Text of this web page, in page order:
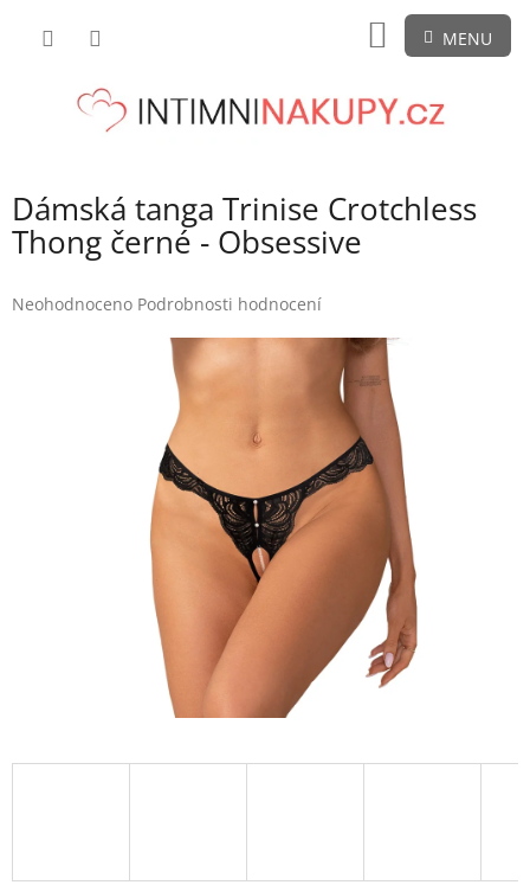
NÁKUPNÍ
KOŠÍK
Dámská tanga Trinise Crotchless
Thong černé - Obsessive
Průměrné
Neohodnoceno Podrobnosti hodnocení